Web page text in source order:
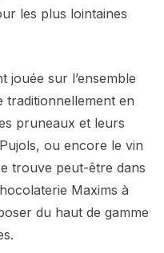
les plus lointaines
jouée sur l’ensemble
traditionnellement en
pruneaux et leurs
ou encore le vin
trouve peut-être dans
Maxims à
du haut de gamme